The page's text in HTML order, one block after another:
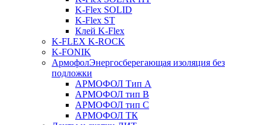
K-Flex SOLID
K-Flex ST
Клей K-Flex
K-FLEX K-ROCK
K-FONIK
АрмофолЭнергосберегающая изоляция без
подложки
АРМОФОЛ Тип А
АРМОФОЛ тип В
АРМОФОЛ тип C
АРМОФОЛ ТК